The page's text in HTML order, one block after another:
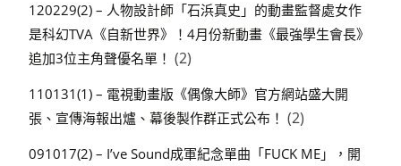
120229(2) – 人物設計師「石浜真史」的動畫監督處女作
是科幻TVA《自新世界》！4月份新動畫《最強學生會長》
追加3位主角聲優名單！ (2)
110131(1) – 電視動畫版《偶像大師》官方網站盛大開
張、宣傳海報出爐、幕後製作群正式公布！ (2)
091017(2) – I’ve Sound成軍紀念單曲「FUCK ME」，開